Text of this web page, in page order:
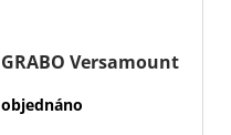
GRABO Versamount
objednáno